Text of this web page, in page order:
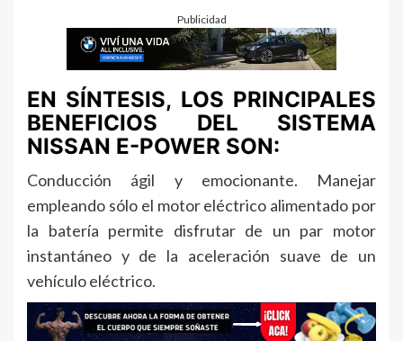
Publicidad
EN SÍNTESIS, LOS PRINCIPALES
BENEFICIOS DEL SISTEMA
NISSAN E-POWER SON:
Conducción ágil y emocionante. Manejar
empleando sólo el motor eléctrico alimentado por
la batería permite disfrutar de un par motor
instantáneo y de la aceleración suave de un
vehículo eléctrico.